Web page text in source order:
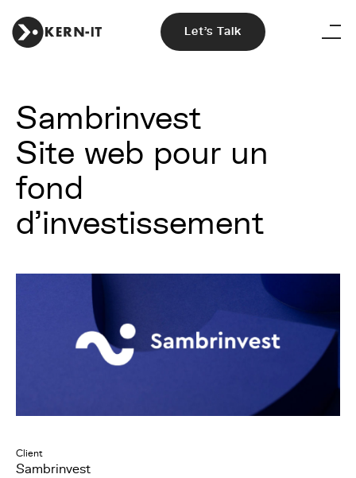
Let's Talk
Sambrinvest
Site web pour un
fond
d'investissement
Client
Sambrinvest